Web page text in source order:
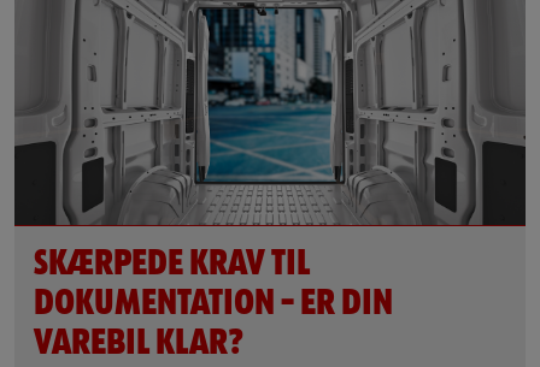
SKÆRPEDE KRAV TIL
DOKUMENTATION – ER DIN
VAREBIL KLAR?